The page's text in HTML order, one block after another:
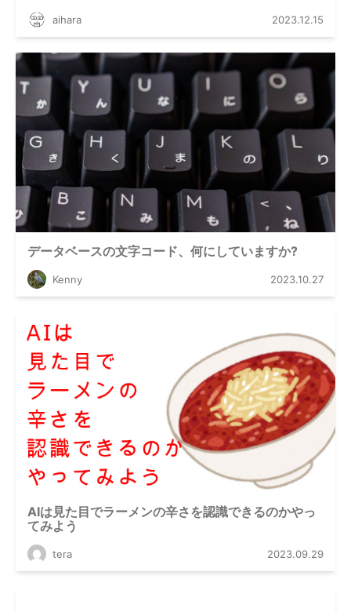
aihara 2023.12.15
データベースの文字コード、何にしていますか?
Kenny 2023.10.27
AIは見た目でラーメンの辛さを認識できるのかやっ
てみよう
tera 2023.09.29